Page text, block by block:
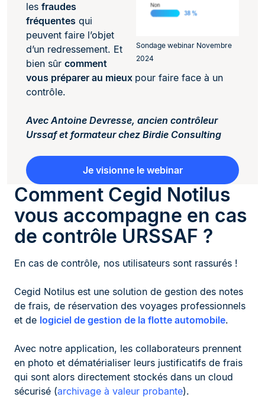
Sondage webinar Novembre
2024
les fraudes
fréquentes qui
peuvent faire l’objet
d’un redressement. Et
bien sûr comment
vous préparer au mieux pour faire face à un
contrôle.
Avec Antoine Devresse, ancien contrôleur
Urssaf et formateur chez Birdie Consulting
Je visionne le webinar
Comment Cegid Notilus
vous accompagne en cas
de contrôle URSSAF ?
En cas de contrôle, nos utilisateurs sont rassurés !
Cegid Notilus est une solution de gestion des notes
de frais, de réservation des voyages professionnels
et de logiciel de gestion de la flotte automobile.
Avec notre application, les collaborateurs prennent
en photo et dématérialiser leurs justificatifs de frais
qui sont alors directement stockés dans un cloud
sécurisé (archivage à valeur probante).